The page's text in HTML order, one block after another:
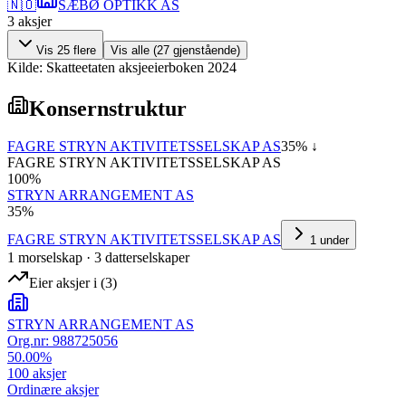
🇳🇴
SÆBØ OPTIKK AS
3 aksjer
Vis 25 flere Vis alle (27 gjenstående)
Kilde: Skatteetaten aksjeeierboken 2024
Konsernstruktur
FAGRE STRYN AKTIVITETSSELSKAP AS35% ↓
FAGRE STRYN AKTIVITETSSELSKAP AS
100%
STRYN ARRANGEMENT AS
35%
FAGRE STRYN AKTIVITETSSELSKAP AS
1 under
1 morselskap · 3 datterselskaper
Eier aksjer i (3)
STRYN ARRANGEMENT AS
Org.nr: 988725056
50.00%
100 aksjer
Ordinære aksjer